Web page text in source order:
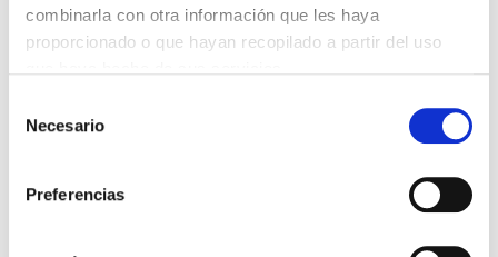
combinarla con otra información que les haya
proporcionado o que hayan recopilado a partir del uso
Necesario
Preferencias
CARTA DEL PRESIDENTE DE MUTUAL MÉDICA SOBRE LA
REFORMA DE LAS MUTUALIDADES ALTERNATIVAS Y LA
PASARELA AL RETA
EL COLEGIO MÉDICO DE OURENSE CONVOCA EL I CERTAMEN
DE CASOS CLÍNICOS PARA MÉDICOS INTERNOS RESIDENTES
TRÁFICO SUPRIME LAS EXENCIONES MÉDICAS PARA EL USO